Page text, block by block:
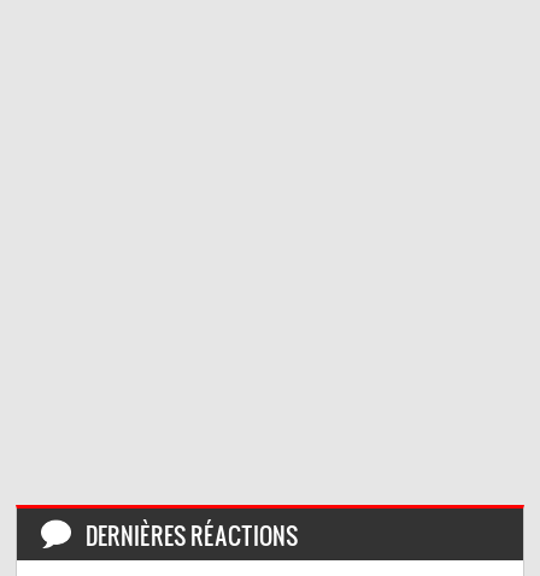
DERNIÈRES RÉACTIONS